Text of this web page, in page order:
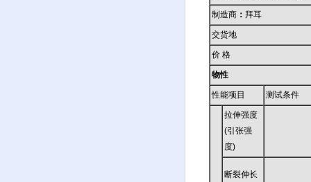
制造商 ： 拜耳
交货地
价 格
物性
性能项目 测试条件
拉伸强度
(引张强
度)
断裂伸长